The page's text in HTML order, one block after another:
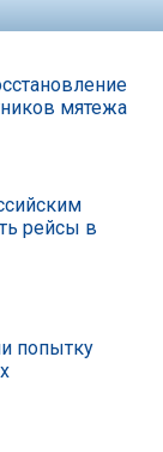
мятежа
рейсы в
попытку